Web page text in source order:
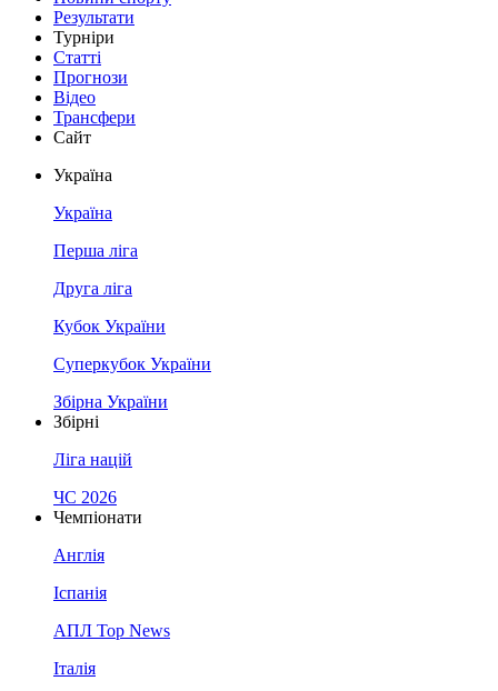
Результати
Турніри
Статті
Прогнози
Відео
Трансфери
Сайт
Україна
Україна
Перша ліга
Друга ліга
Кубок України
Суперкубок України
Збірна України
Збірні
Ліга націй
ЧС 2026
Чемпіонати
Англія
Іспанія
АПЛ Top News
Італія